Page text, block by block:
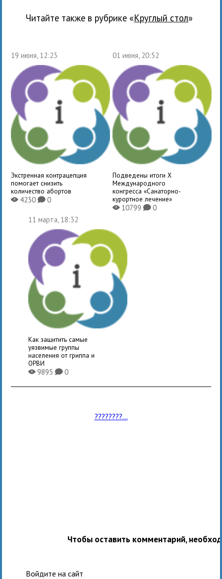
Читайте также в рубрике « Круглый стол»
19 июня, 12:23
Экстренная контрацепция
помогает снизить
количество абортов
X4230K0
01 июня, 20:52
Подведены итоги X
Международного
конгресса «Санаторно-
курортное лечение»
X10799 K0
11 марта, 18:32
Как защитить самые
уязвимые группы
населения от гриппа и
ОРВИ
X9895K0
????????...
Чтобы оставить комментарий,
Войдите на сайт